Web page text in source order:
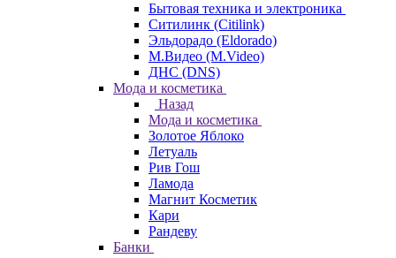
Бытовая техника и электроника
Ситилинк (Citilink)
Эльдорадо (Eldorado)
М.Видео (M.Video)
ДНС (DNS)
Мода и косметика
Назад
Мода и косметика
Золотое Яблоко
Летуаль
Рив Гош
Ламода
Магнит Косметик
Кари
Рандеву
Банки